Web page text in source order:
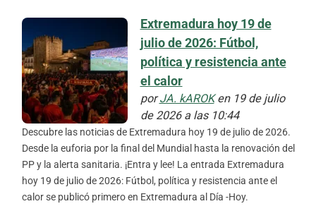
Extremadura hoy 19 de
julio de 2026: Fútbol,
política y resistencia ante
el calor
porJA. kAROKen 19 de julio
de 2026 a las 10:44
Descubre las noticias de Extremadura hoy 19 de julio de 2026.
Desde la euforia por la final del Mundial hasta la renovación del
PP y la alerta sanitaria. ¡Entra y lee! La entrada Extremadura
hoy 19 de julio de 2026: Fútbol, política y resistencia ante el
calor se publicó primero en Extremadura al Día -Hoy.